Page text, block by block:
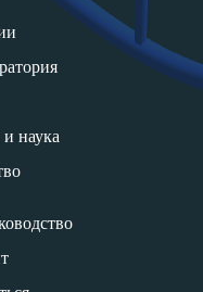
наука